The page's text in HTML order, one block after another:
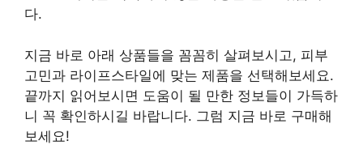
다.
지금 바로 아래 상품들을 꼼꼼히 살펴보시고, 피부
고민과 라이프스타일에 맞는 제품을 선택해보세요.
끝까지 읽어보시면 도움이 될 만한 정보들이 가득하
니 꼭 확인하시길 바랍니다. 그럼 지금 바로 구매해
보세요!